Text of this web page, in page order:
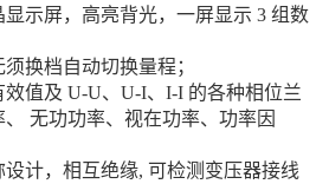
显示屏，高亮背光，一屏显示 3 组数
换档自动切换量程；
值及 U-U、U-I、I-I 的各种相位兰
无功功率、视在功率、功率因
计，相互绝缘, 可检测变压器接线